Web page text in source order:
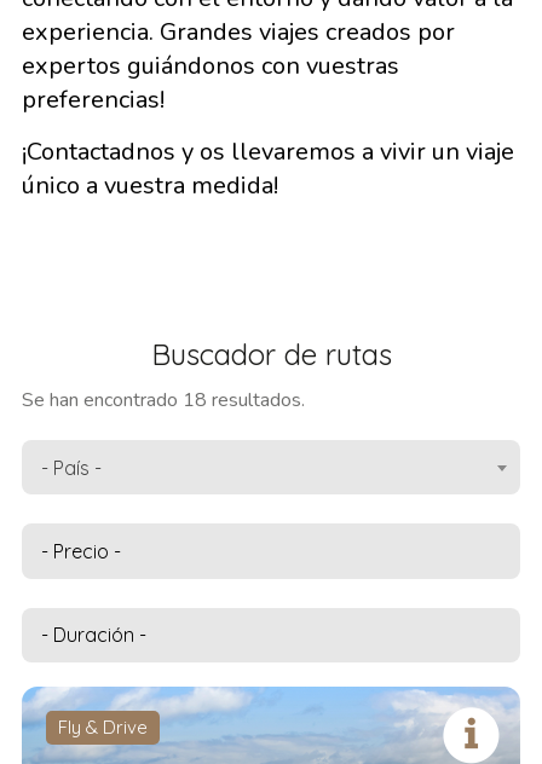
experiencia. Grandes viajes creados por
expertos guiándonos con vuestras
preferencias!
¡Contactadnos y os llevaremos a vivir un viaje
único a vuestra medida!
Buscador de rutas
Se han encontrado 18 resultados.
- País -
Fly & Drive